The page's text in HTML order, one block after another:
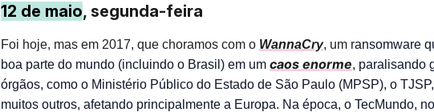
12 de maio, segunda-feira
Foi hoje, mas em 2017, que choramos com o WannaCry, um ransomware
boa parte do mundo (incluindo o Brasil) em um caos enorme, paralisando
órgãos, como o Ministério Público do Estado de São Paulo (MPSP), o
muitos outros, afetando principalmente a Europa. Na época, o TecMundo,